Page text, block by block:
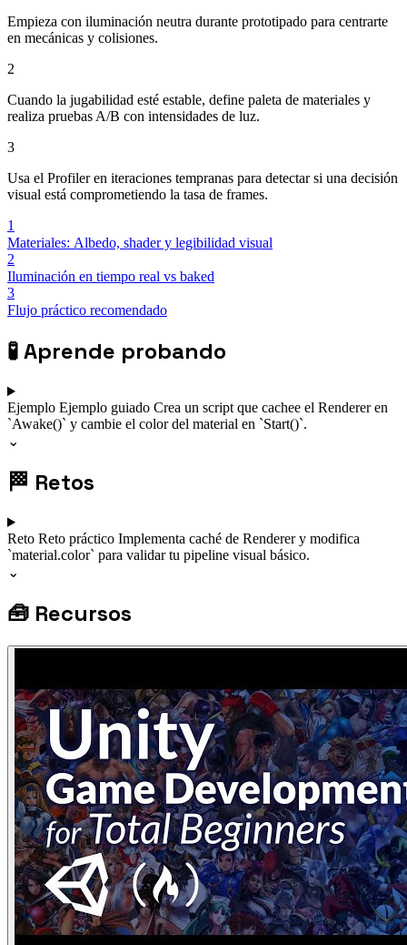
Empieza con iluminación neutra durante prototipado para centrarte
en mecánicas y colisiones.
2
Cuando la jugabilidad esté estable, define paleta de materiales y
realiza pruebas A/B con intensidades de luz.
3
Usa el Profiler en iteraciones tempranas para detectar si una decisión
visual está comprometiendo la tasa de frames.
1
Materiales: Albedo, shader y legibilidad visual
2
Iluminación en tiempo real vs baked
3
Flujo práctico recomendado
🧪Aprende probando
Ejemplo Ejemplo guiado Crea un script que cachee el Renderer en
`Awake()` y cambie el color del material en `Start()`.
⌄
🏁 Retos
Reto Reto práctico Implementa caché de Renderer y modifica
`material.color` para validar tu pipeline visual básico.
⌄
🧰 Recursos